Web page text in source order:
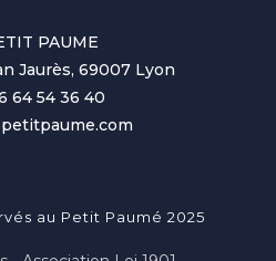
PAUME
Jaurès, 69007 Lyon
64 54 36 40
au Petit Paumé 2025